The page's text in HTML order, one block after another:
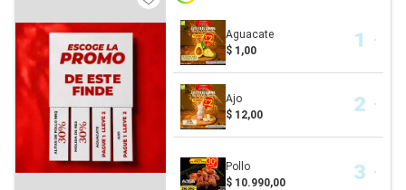
Aguacate
$ 1,00
Ajo
$ 12,00
Pollo
$ 10.990,00